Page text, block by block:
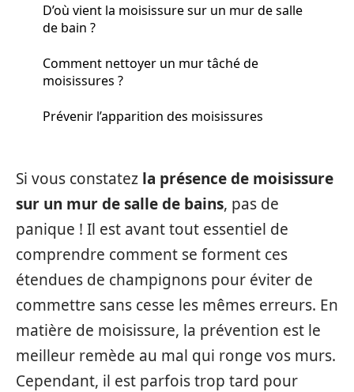
D’où vient la moisissure sur un mur de salle
de bain ?
Comment nettoyer un mur tâché de
moisissures ?
Prévenir l’apparition des moisissures
Si vous constatez la présence de moisissure
sur un mur de salle de bains, pas de
panique ! Il est avant tout essentiel de
comprendre comment se forment ces
étendues de champignons pour éviter de
commettre sans cesse les mêmes erreurs. En
matière de moisissure, la prévention est le
meilleur remède au mal qui ronge vos murs.
Cependant, il est parfois trop tard pour